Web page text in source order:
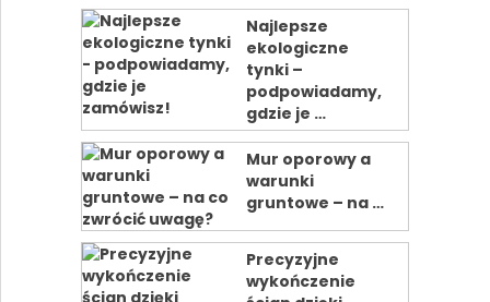
Najlepsze
ekologiczne
tynki –
podpowiadamy,
gdzie je …
Mur oporowy a
warunki
gruntowe – na …
Precyzyjne
wykończenie